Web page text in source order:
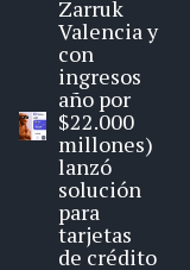
Zarruk
Valencia y
con
ingresos
año por
$22.000
millones)
lanzó
solución
para
tarjetas
de crédito